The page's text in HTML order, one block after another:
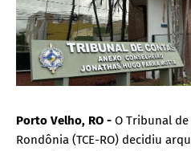
Porto Velho, RO - O Tribunal
Rondônia (TCE-RO) decidiu